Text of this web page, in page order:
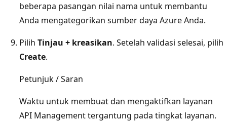
beberapa pasangan nilai nama untuk membantu
Anda mengategorikan sumber daya Azure Anda.
Pilih Tinjau + kreasikan. Setelah validasi selesai, pilih
Create.
Petunjuk / Saran
Waktu untuk membuat dan mengaktifkan layanan
API Management tergantung pada tingkat layanan.